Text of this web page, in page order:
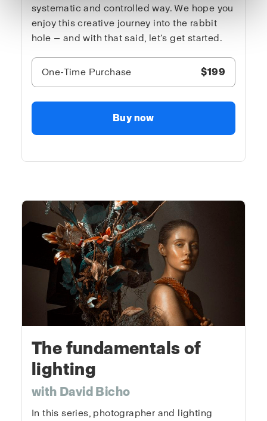
systematic and controlled way. We hope you
enjoy this creative journey into the rabbit
hole — and with that said, let’s get started.
One-Time Purchase $199
Buy now
The fundamentals of
lighting
with David Bicho
In this series, photographer and lighting